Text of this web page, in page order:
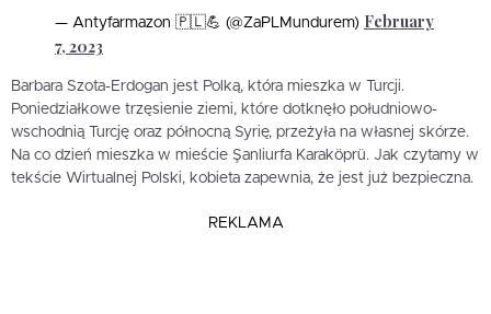
— Antyfarmazon 🇵🇱💪 (@ZaPLMundurem) February
7, 2023
Barbara Szota-Erdogan jest Polką, która mieszka w Turcji.
Poniedziałkowe trzęsienie ziemi, które dotknęło południowo-
wschodnią Turcję oraz północną Syrię, przeżyła na własnej skórze.
Na co dzień mieszka w mieście Şanliurfa Karaköprü. Jak czytamy w
tekście Wirtualnej Polski, kobieta zapewnia, że jest już bezpieczna.
REKLAMA